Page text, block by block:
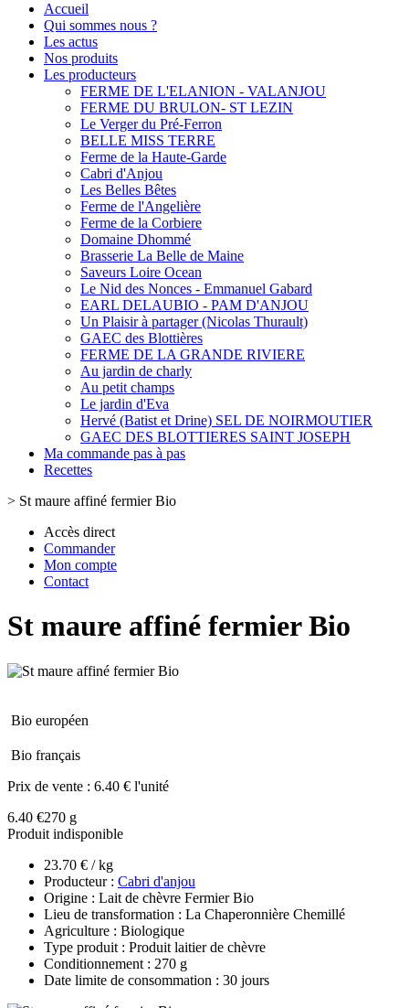
Accueil
Qui sommes nous ?
Les actus
Nos produits
Les producteurs
FERME DE L'ELANION - VALANJOU
FERME DU BRULON- ST LEZIN
Le Verger du Pré-Ferron
BELLE MISS TERRE
Ferme de la Haute-Garde
Cabri d'Anjou
Les Belles Bêtes
Ferme de l'Angelière
Ferme de la Corbiere
Domaine Dhommé
Brasserie La Belle de Maine
Saveurs Loire Ocean
Le Nid des Nonces - Emmanuel Gabard
EARL DELAUBIO - PAM D'ANJOU
Un Plaisir à partager (Nicolas Thurault)
GAEC des Blottières
FERME DE LA GRANDE RIVIERE
Au jardin de charly
Au petit champs
Le jardin d'Eva
Hervé (Batist et Drine) SEL DE NOIRMOUTIER
GAEC DES BLOTTIERES SAINT JOSEPH
Ma commande pas à pas
Recettes
> St maure affiné fermier Bio
Accès direct
Commander
Mon compte
Contact
St maure affiné fermier Bio
Bio européen
Bio français
Prix de vente : 6.40 € l'unité
6.40 €270 g
Produit indisponible
23.70 € / kg
Producteur : Cabri d'anjou
Origine : Lait de chèvre Fermier Bio
Lieu de transformation : La Chaperonnière Chemillé
Agriculture : Biologique
Type produit : Produit laitier de chèvre
Conditionnement : 270 g
Date limite de consommation : 30 jours